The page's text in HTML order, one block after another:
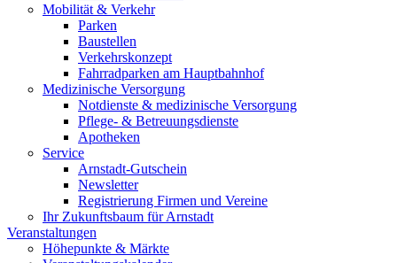
Mobilität & Verkehr
Parken
Baustellen
Verkehrskonzept
Fahrradparken am Hauptbahnhof
Medizinische Versorgung
Notdienste & medizinische Versorgung
Pflege- & Betreuungsdienste
Apotheken
Service
Arnstadt-Gutschein
Newsletter
Registrierung Firmen und Vereine
Ihr Zukunftsbaum für Arnstadt
Veranstaltungen
Höhepunkte & Märkte